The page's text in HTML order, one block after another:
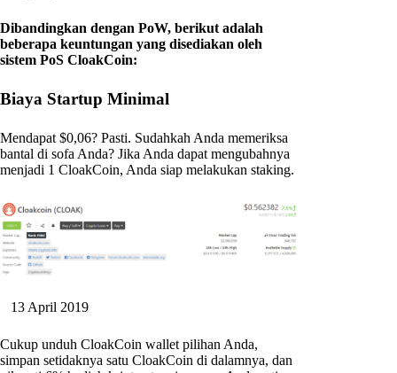
Dibandingkan dengan PoW, berikut adalah
beberapa keuntungan yang disediakan oleh
sistem PoS CloakCoin:
Biaya Startup Minimal
Mendapat $0,06? Pasti. Sudahkah Anda memeriksa
bantal di sofa Anda? Jika Anda dapat mengubahnya
menjadi 1 CloakCoin, Anda siap melakukan staking.
13 April 2019
Cukup unduh CloakCoin wallet pilihan Anda,
simpan setidaknya satu CloakCoin di dalamnya, dan